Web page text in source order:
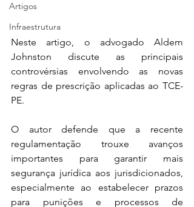
Artigos
Infraestrutura
Neste artigo, o advogado Aldem
Johnston discute as principais
controvérsias envolvendo as novas
regras de prescrição aplicadas ao TCE-
PE.
O autor defende que a recente
regulamentação trouxe avanços
importantes para garantir mais
segurança jurídica aos jurisdicionados,
especialmente ao estabelecer prazos
para punições e processos de